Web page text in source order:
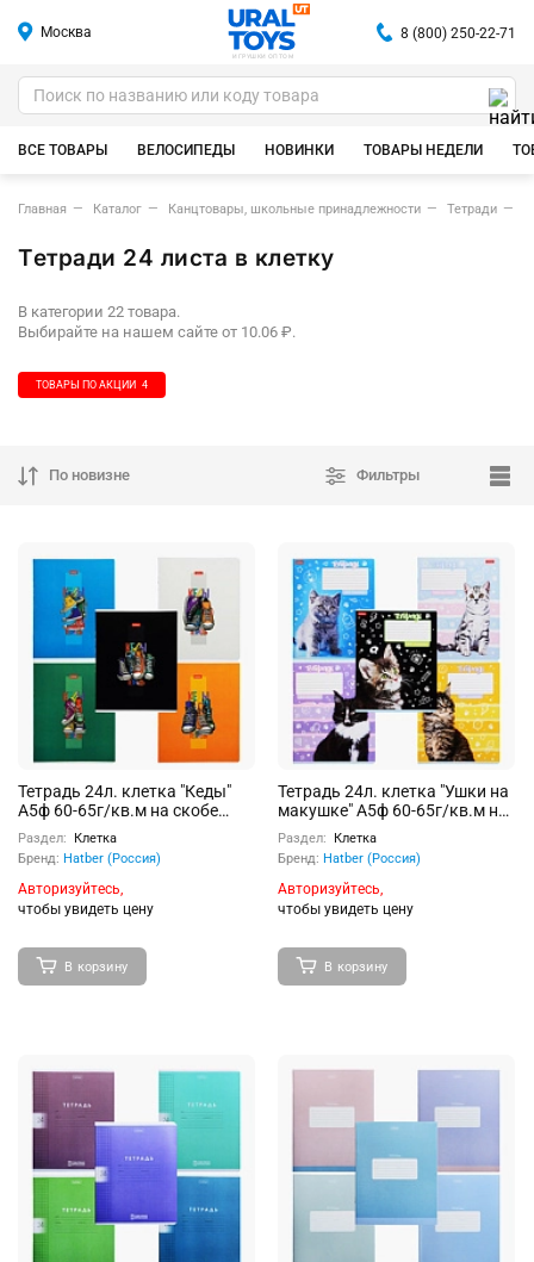
Москва
ИГРУШКИ ОПТОМ
8 (800) 250-22-71
ВСЕ ТОВАРЫ ВЕЛОСИПЕДЫ НОВИНКИ ТОВАРЫ НЕДЕЛИ
Главная Каталог Канцтовары, школьные принадлежности Тетради
Тетради 24 листа в клетку
В категории 22 товара.
Выбирайте на нашем сайте от 10.06 ₽.
ТОВАРЫ ПО АКЦИИ 4
По новизне Фильтры
Тетрадь 24л. клетка "Кеды"
А5ф 60-65г/кв.м на скобе
Обл. мел.картон выб лак 5
диз. скругл.углы
Раздел:
Клетка
Бренд: Hatber (Россия)
Авторизуйтесь,
чтобы увидеть цену
В корзину
Тетрадь 24л. клетка "Ушки на
макушке" А5ф 60-65г/кв.м на
скобе обл. мел.картон 5 диз.
скругл.углы
Раздел:
Клетка
Бренд: Hatber (Россия)
Авторизуйтесь,
чтобы увидеть цену
В корзину